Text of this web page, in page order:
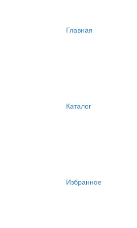
Главная
Каталог
Избранное